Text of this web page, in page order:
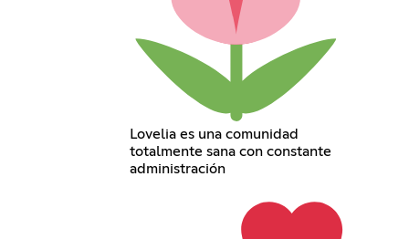
Lovelia es una comunidad
totalmente sana con constante
administración